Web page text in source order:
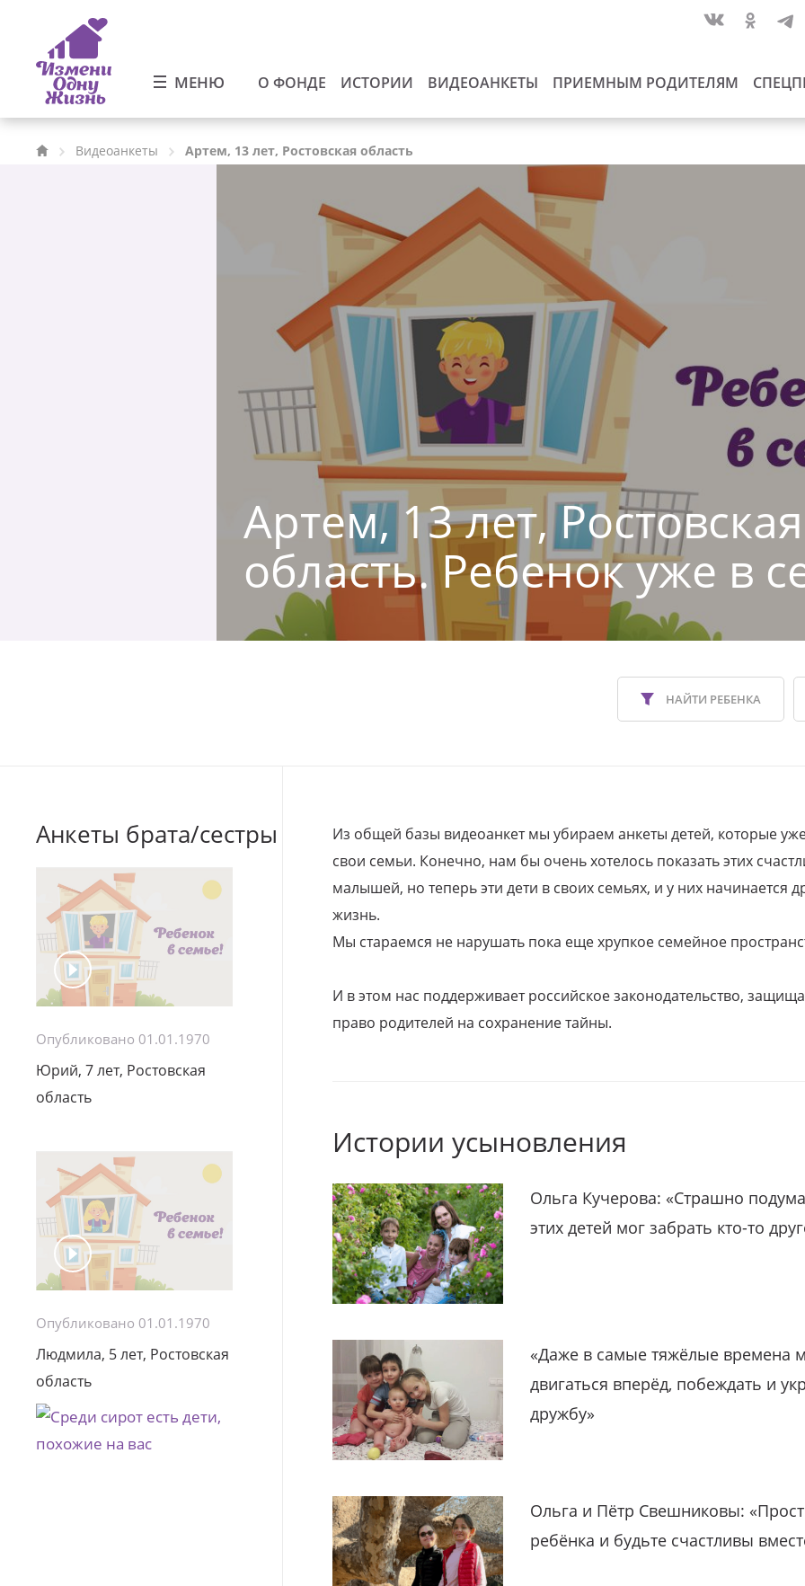
МЕНЮ О ФОНДЕ ИСТОРИИ ВИДЕОАНКЕТЫ ПРИЕМНЫМ РОДИТЕЛЯМ
Видеоанкеты Артем, 13 лет, Ростовская область
Артем, 13 лет, Ростовская
область. Ребенок уже в
НАЙТИ РЕБЕНКА
Анкеты брата/сестры
Опубликовано 01.01.1970
Юрий, 7 лет, Ростовская
область
Опубликовано 01.01.1970
Людмила, 5 лет, Ростовская
область
Из общей базы видеоанкет мы убираем анкеты детей, которые
свои семьи. Конечно, нам бы очень хотелось показать этих
малышей, но теперь эти дети в своих семьях, и у них начинается
жизнь.
Мы стараемся не нарушать пока еще хрупкое семейное
И в этом нас поддерживает российское законодательство,
право родителей на сохранение тайны.
Истории усыновления
Ольга Кучерова: «Страшно
этих детей мог забрать кто-то
«Даже в самые тяжёлые времена
двигаться вперёд, побеждать и
дружбу»
Ольга и Пётр Свешниковы:
ребёнка и будьте счастливы